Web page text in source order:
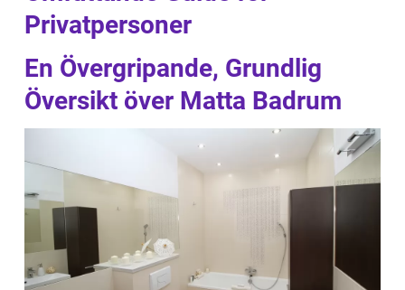
Privatpersoner
En Övergripande, Grundlig
Översikt över Matta Badrum